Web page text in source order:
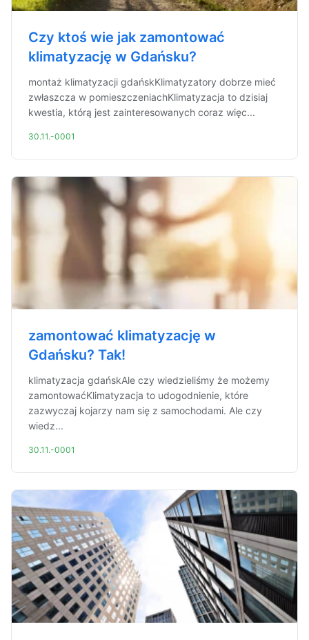
Czy ktoś wie jak zamontować
klimatyzację w Gdańsku?
montaż klimatyzacji gdańskKlimatyzatory dobrze mieć
zwłaszcza w pomieszczeniachKlimatyzacja to dzisiaj
kwestia, którą jest zainteresowanych coraz więc...
30.11.-0001
zamontować klimatyzację w
Gdańsku? Tak!
klimatyzacja gdańskAle czy wiedzieliśmy że możemy
zamontowaćKlimatyzacja to udogodnienie, które
zazwyczaj kojarzy nam się z samochodami. Ale czy
wiedz...
30.11.-0001